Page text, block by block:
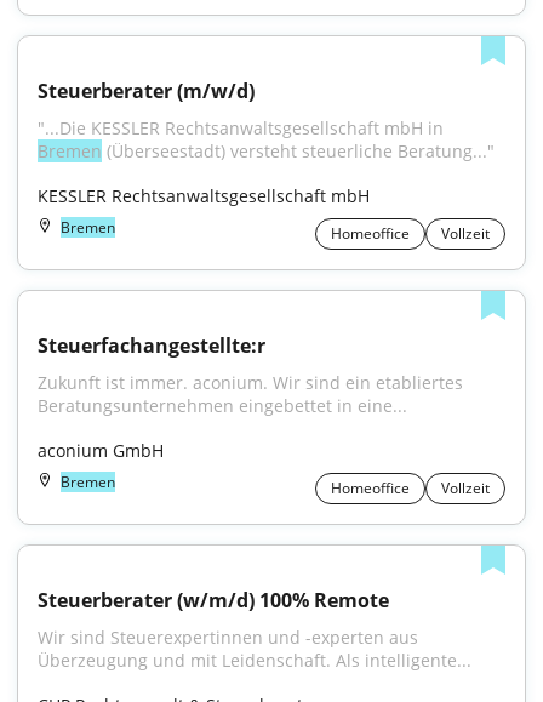
Steuerberater (m/w/d)
Bremen (Überseestadt) versteht steuerliche Beratung..."
KESSLER Rechtsanwaltsgesellschaft mbH
Bremen Homeoffice Vollzeit
Steuerfachangestellte:r
Zukunft ist immer. aconium. Wir sind ein etabliertes
Beratungsunternehmen eingebettet in eine...
aconium GmbH
Bremen Homeoffice Vollzeit
Steuerberater (w/m/d) 100% Remote
Wir sind Steuerexpertinnen und -experten aus
Überzeugung und mit Leidenschaft. Als intelligente...